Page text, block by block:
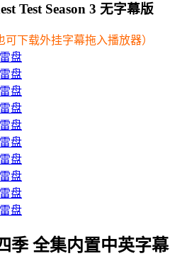
Test Season 3 无字幕版
下载外挂字幕拖入播放器）
盘
盘
盘
盘
盘
盘
盘
盘
盘
盘
季 全集内置中英字幕